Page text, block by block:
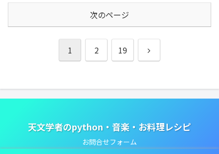
次のページ
1 2 19
次
天文学者のpython・音楽・お料理レシピ
お問合せフォーム